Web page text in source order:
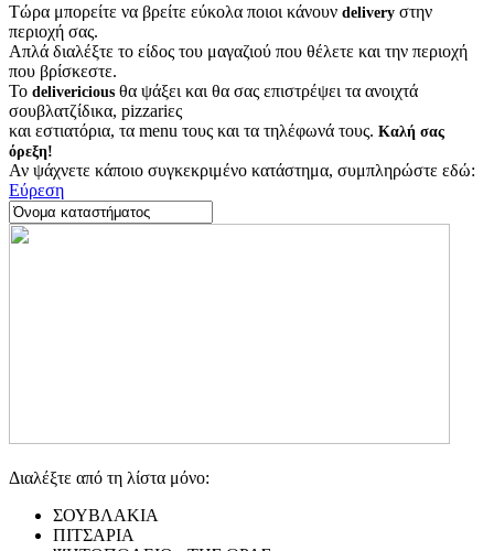
Τώρα μπορείτε να βρείτε εύκολα ποιοι κάνουν delivery στην
περιοχή σας.
Απλά διαλέξτε το είδος του μαγαζιού που θέλετε και την περιοχή
που βρίσκεστε.
Το delivericious θα ψάξει και θα σας επιστρέψει τα ανοιχτά
σουβλατζίδικα, pizzariες
και εστιατόρια, τα menu τους και τα τηλέφωνά τους. Καλή σας
όρεξη!
Αν ψάχνετε κάποιο συγκεκριμένο κατάστημα, συμπληρώστε εδώ:
Εύρεση
Διαλέξτε από τη λίστα μόνο:
ΣΟΥΒΛΑΚΙΑ
ΠΙΤΣΑΡΙΑ